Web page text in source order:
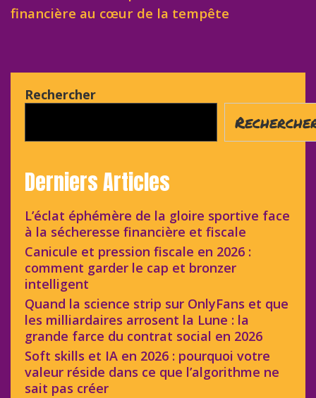
financière au cœur de la tempête
Rechercher
Derniers Articles
L’éclat éphémère de la gloire sportive face
à la sécheresse financière et fiscale
Canicule et pression fiscale en 2026 :
comment garder le cap et bronzer
intelligent
Quand la science strip sur OnlyFans et que
les milliardaires arrosent la Lune : la
grande farce du contrat social en 2026
Soft skills et IA en 2026 : pourquoi votre
valeur réside dans ce que l’algorithme ne
sait pas créer